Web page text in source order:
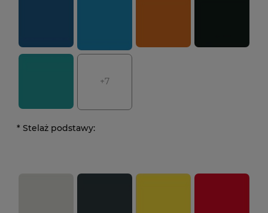
+7
* Stelaż podstawy: